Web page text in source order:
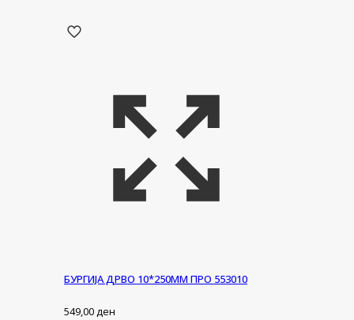
БУРГИЈА ДРВО 10*250ММ ПРО 553010
549,00ден